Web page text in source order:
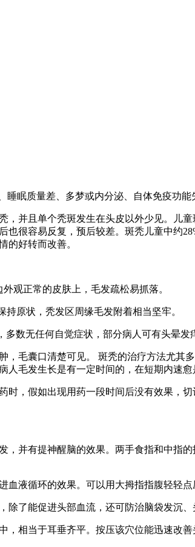
质量差、多梦或内分泌、自体免疫功能
并且单个秃斑发生在头皮以外少见。儿
很容易反复，预后较差。斑秃儿童中约
的好转而改善。
正常的皮肤上，毛发疏松易抓落。
原状，秃发区周缘毛发附着相当坚牢。
无任何自觉症状，部分病人可有头晕发
毛囊口清楚可见。 斑秃的治疗方法尤其
毛发生长是有一定时间的，在短期内速愈
，假如出现用药一段时间后没有效果，
并有提神醒脑的效果。两手食指和中指
血液循环的效果。可以用大拇指指腹轻轻
能促进头部血流，还可防治脑袋发沉、
相当于耳垂齐平。按压该穴位能迅速改